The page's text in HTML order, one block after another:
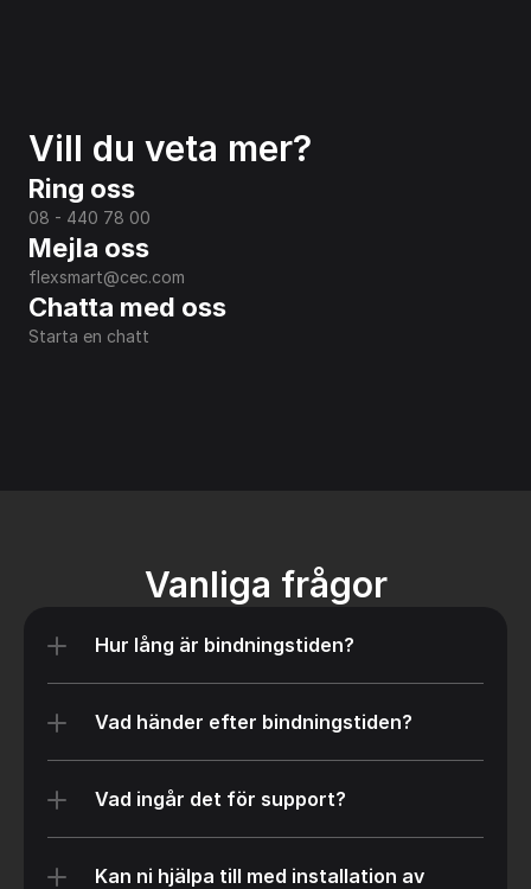
Vill du veta mer?
Ring oss
08 - 440 78 00
Mejla oss
flexsmart@cec.com
Chatta med oss
Starta en chatt
Vanliga frågor
Hur lång är bindningstiden?
Vad händer efter bindningstiden?
Vad ingår det för support?
Kan ni hjälpa till med installation av